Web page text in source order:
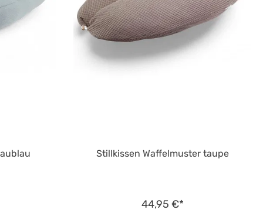
Stillkissen Waffelmuster taupe
44,95 €*